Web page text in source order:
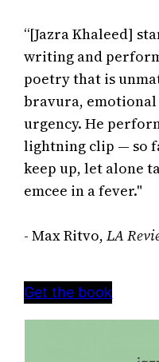
“[Jazra Khaleed]
writing and
poetry that is
bravura,
urgency. He
lightning clip — so
keep up, let alone
emcee in a fever."
- Max Ritvo, LA
Get the book